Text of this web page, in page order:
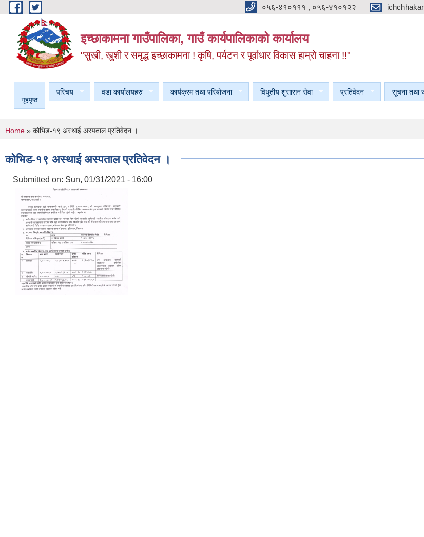
Skip to main content ०५६-४१०१११ , ०५६-४१०१२२
इच्छाकामना गाउँपालिका, गाउँ कार्यपालिकाको कार्यालय
"सुखी, खुशी र समृद्ध इच्छाकामना ! कृषि, पर्यटन र पूर्वाधार विकास हाम्रो चाहना !!"
गृहपृष्ठ
परिचय वडा कार्यालयहरु कार्यक्रम तथा परियोजना विधुतीय शुसासन सेवा प्रतिवेदन सूचना तथा
You are here
Home » कोभिड-१९ अस्थाई अस्पताल प्रतिवेदन ।
कोभिड-१९ अस्थाई अस्पताल प्रतिवेदन ।
Submitted on: Sun, 01/31/2021 - 16:00